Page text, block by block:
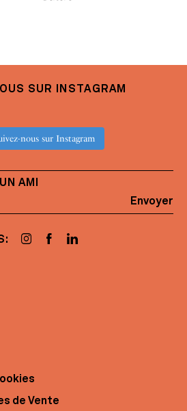
SUR INSTAGRAM
nous sur Instagram
AMI
Envoyer
de Vente